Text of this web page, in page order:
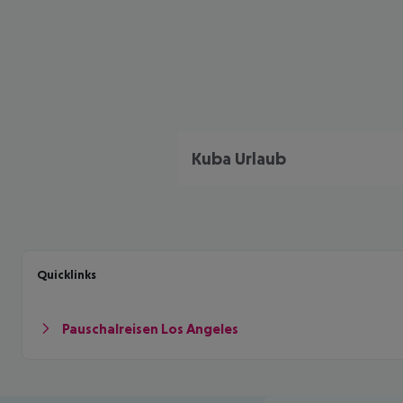
Kuba Urlaub
Quicklinks
Pauschalreisen Los Angeles